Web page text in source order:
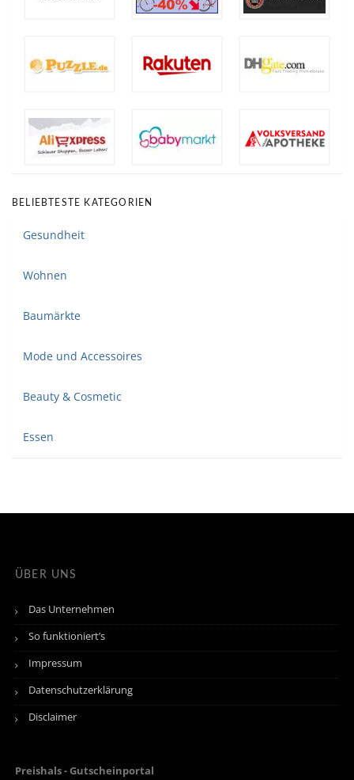
BELIEBTESTE KATEGORIEN
Gesundheit
Wohnen
Baumärkte
Mode und Accessoires
Beauty & Cosmetic
Essen
ÜBER UNS
Das Unternehmen
So funktioniert’s
Impressum
Datenschutzerklärung
Disclaimer
Preishals - Gutscheinportal